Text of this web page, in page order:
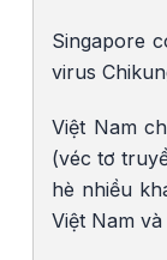
Singapore
virus
Việt Nam
(véc tơ
hè nhiều
Việt Nam